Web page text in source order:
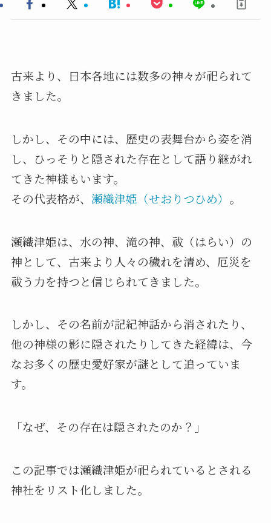
古来より、日本各地には数多の神々が祀られて
きました。
しかし、その中には、歴史の表舞台から姿を消
し、ひっそりと隠された存在として語り継がれ
てきた神様もいます。
その代表格が、 瀬織津姫（せおりつひめ） 。
瀬織津姫は、水の神、滝の神、祓（はらい）の
神として、古来より人々の穢れを清め、厄災を
祓う力を持つと信じられてきました。
しかし、その名前が記紀神話から消されたり、
他の神様の影に隠されたりしてきた経緯は、今
なお多くの歴史愛好家が謎として追っていま
す。
「なぜ、その存在は隠されたのか？」
この記事では瀬織津姫が祀られているとされる
神社をリスト化しました。